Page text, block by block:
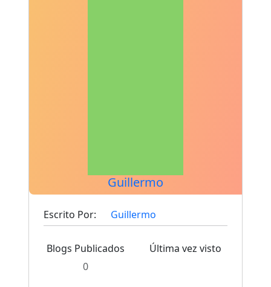
Guillermo
Escrito Por: Guillermo
Blogs Publicados
0
Última vez visto